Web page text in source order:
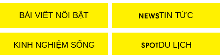
BÀI VIẾT NỔI BẬT TIN TỨC
KINH NGHIỆM SỐNG DU LỊCH